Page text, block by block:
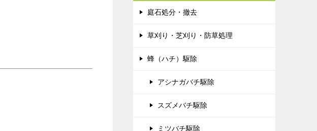
庭石処分・撤去
草刈り・芝刈り・防草処理
蜂（ハチ）駆除
アシナガバチ駆除
スズメバチ駆除
ミツバチ駆除